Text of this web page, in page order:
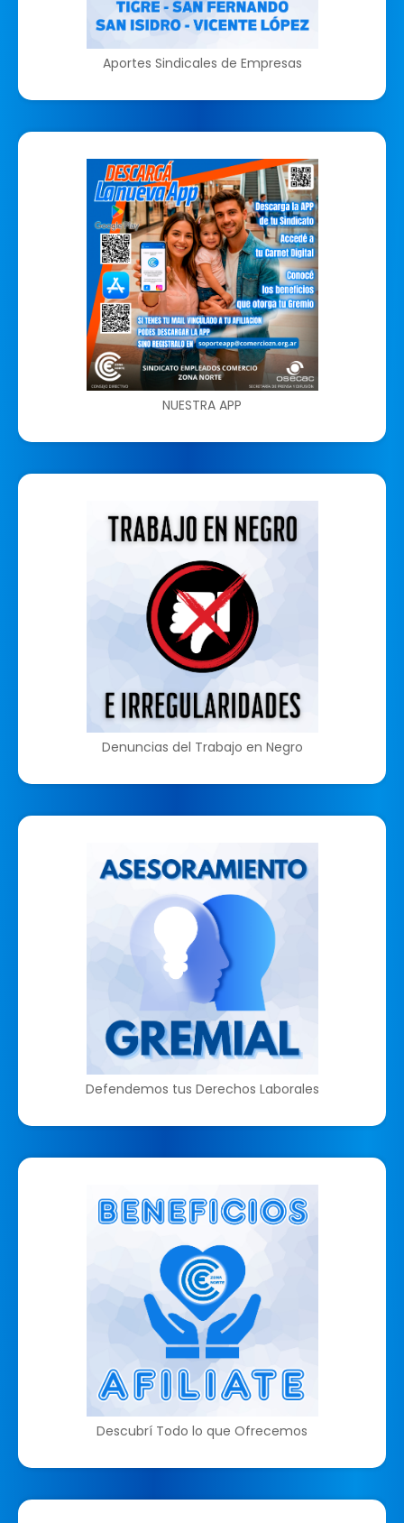
Aportes Sindicales de Empresas
NUESTRA APP
Denuncias del Trabajo en Negro
Defendemos tus Derechos Laborales
Descubrí Todo lo que Ofrecemos